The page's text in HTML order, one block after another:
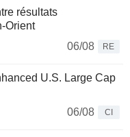
résultats
Orient
06/08
RE
U.S. Large Cap
06/08
CI